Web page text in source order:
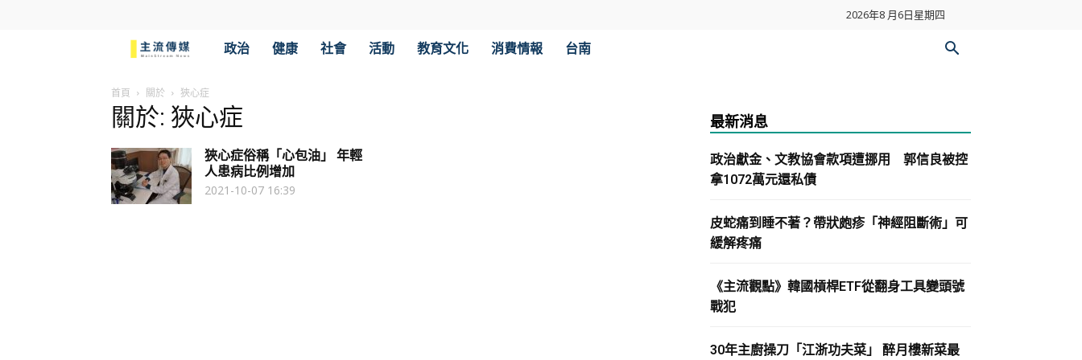
2026年8 月6日星期四
傳
媒
政治 健康 社會 活動 教育文化 消費情報 台南
首頁 關於 狹心症
關於: 狹心症
狹心症俗稱「心包油」 年輕
人患病比例增加
2021-10-07 16:39
最新消息
政治獻金、文教協會款項遭挪用 郭信良被控
拿1072萬元還私債
皮蛇痛到睡不著？帶狀皰疹「神經阻斷術」可
緩解疼痛
《主流觀點》韓國槓桿ETF從翻身工具變頭號
戰犯
30年主廚操刀「江浙功夫菜」 醉月樓新菜最